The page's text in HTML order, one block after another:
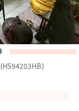
(HS94203HB)